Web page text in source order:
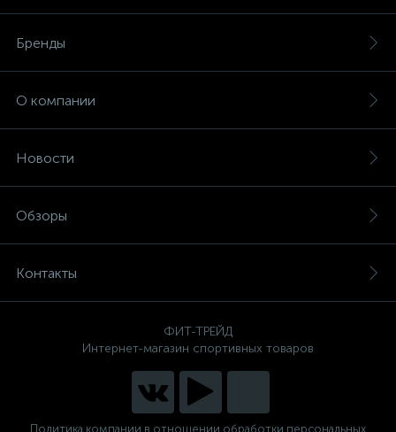
Бренды
О компании
Новости
Обзоры
Контакты
ФИТ-ТРЕЙД
Интернет-магазин спортивных товаров
Политика компании в отношении обработки персональных